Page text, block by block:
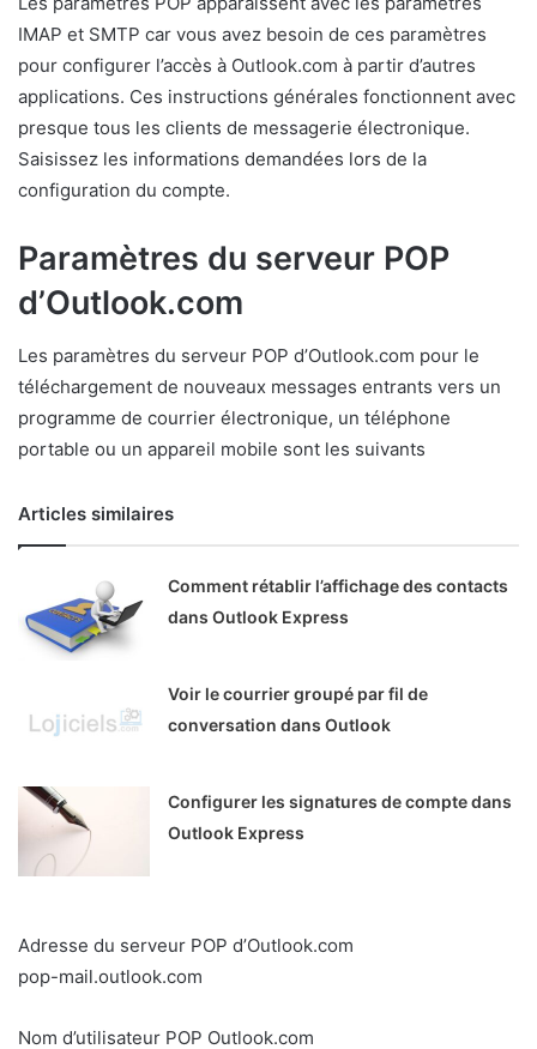
IMAP et SMTP car vous avez besoin de ces paramètres
pour configurer l’accès à Outlook.com à partir d’autres
applications. Ces instructions générales fonctionnent avec
presque tous les clients de messagerie électronique.
Saisissez les informations demandées lors de la
configuration du compte.
Paramètres du serveur POP
d’Outlook.com
Les paramètres du serveur POP d’Outlook.com pour le
téléchargement de nouveaux messages entrants vers un
programme de courrier électronique, un téléphone
portable ou un appareil mobile sont les suivants
Articles similaires
Comment rétablir l’affichage des contacts
dans Outlook Express
Voir le courrier groupé par fil de
conversation dans Outlook
Configurer les signatures de compte dans
Outlook Express
Adresse du serveur POP d’Outlook.com
pop-mail.outlook.com
Nom d’utilisateur POP Outlook.com